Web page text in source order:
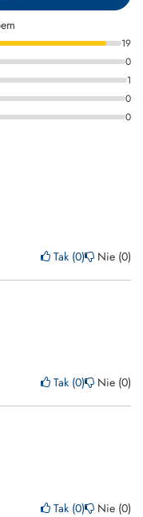
19
0
1
0
0
Tak 0 Nie 0
Tak 0 Nie 0
Tak 0 Nie 0